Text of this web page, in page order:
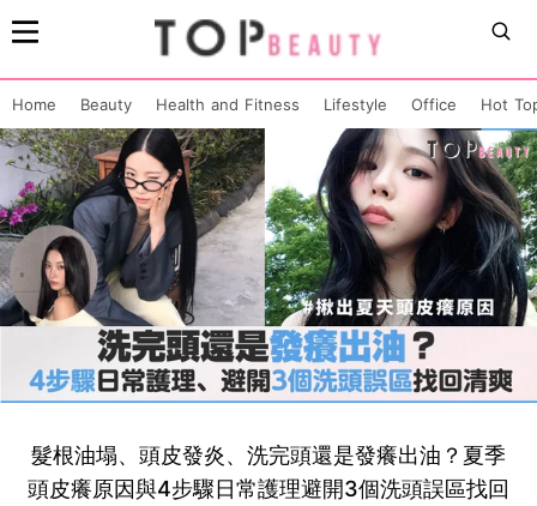
Home Beauty Health and Fitness Lifestyle Office Hot
髮根油塌、頭皮發炎、洗完頭還是發癢出油？夏季
頭皮癢原因與4步驟日常護理避開3個洗頭誤區找回